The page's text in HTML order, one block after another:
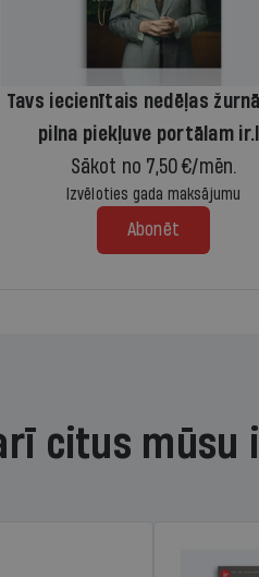
Tavs iecienītais nedēļas
pilna piekļuve portālam
Sākot no 7,50 €/mēn.
Izvēloties gada maksājumu
Abonēt
citus mūsu